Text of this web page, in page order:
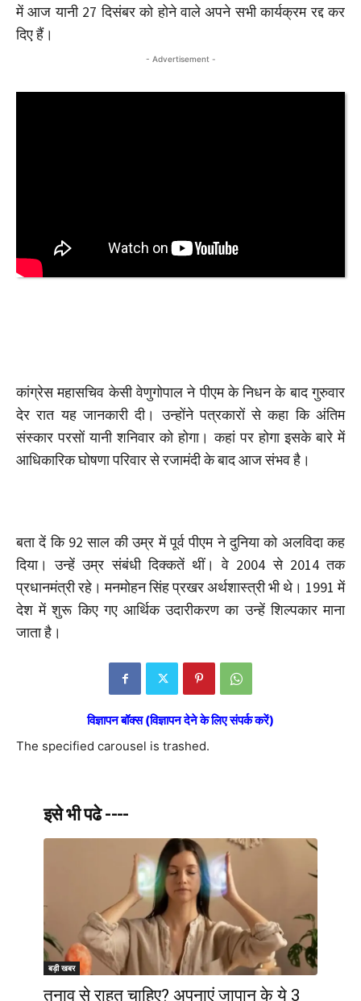
में आज यानी 27 दिसंबर को होने वाले अपने सभी कार्यक्रम रद्द कर
दिए हैं।
- Advertisement -
कांग्रेस महासचिव केसी वेणुगोपाल ने पीएम के निधन के बाद गुरुवार
देर रात यह जानकारी दी। उन्होंने पत्रकारों से कहा कि अंतिम
संस्कार परसों यानी शनिवार को होगा। कहां पर होगा इसके बारे में
आधिकारिक घोषणा परिवार से रजामंदी के बाद आज संभव है।
बता दें कि 92 साल की उम्र में पूर्व पीएम ने दुनिया को अलविदा कह
दिया। उन्हें उम्र संबंधी दिक्कतें थीं। वे 2004 से 2014 तक
प्रधानमंत्री रहे। मनमोहन सिंह प्रखर अर्थशास्त्री भी थे। 1991 में
देश में शुरू किए गए आर्थिक उदारीकरण का उन्हें शिल्पकार माना
जाता है।
विज्ञापन बॉक्स (विज्ञापन देने के लिए संपर्क करें)
The specified carousel is trashed.
इसे भी पढे ----
बड़ी खबर
तनाव से राहत चाहिए? अपनाएं जापान के ये 3